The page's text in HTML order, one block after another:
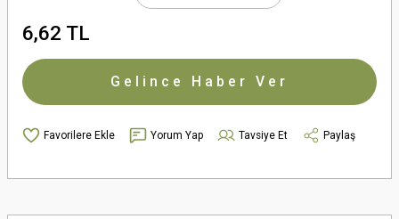
6,62 TL
Gelince Haber Ver
Yorum Yap Tavsiye Et Paylaş